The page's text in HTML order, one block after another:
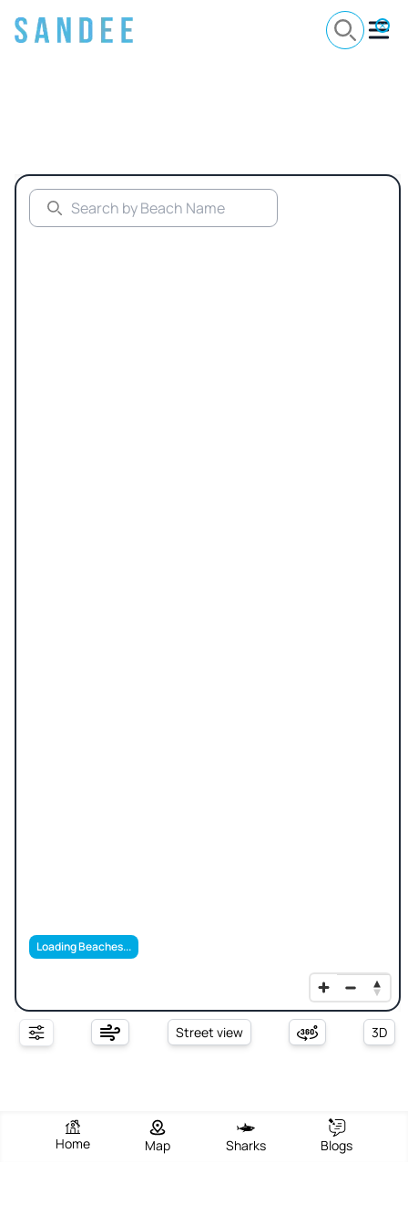
Loading Beaches...
Street view 3D
Home Map Sharks Blogs